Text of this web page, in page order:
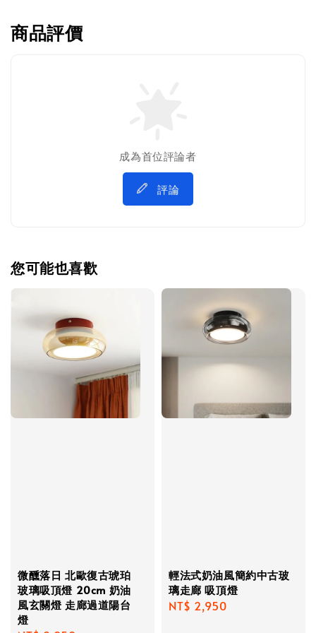
商品評價
成為首位評論者
評論
您可能也喜歡
微醺落日 北歐復古琥珀
玻璃吸頂燈 20cm 奶油
風玄關燈 走廊過道陽台
燈
輕法式奶油風簡約中古玻
璃走廊 吸頂燈
Regular
NT$ 2,950